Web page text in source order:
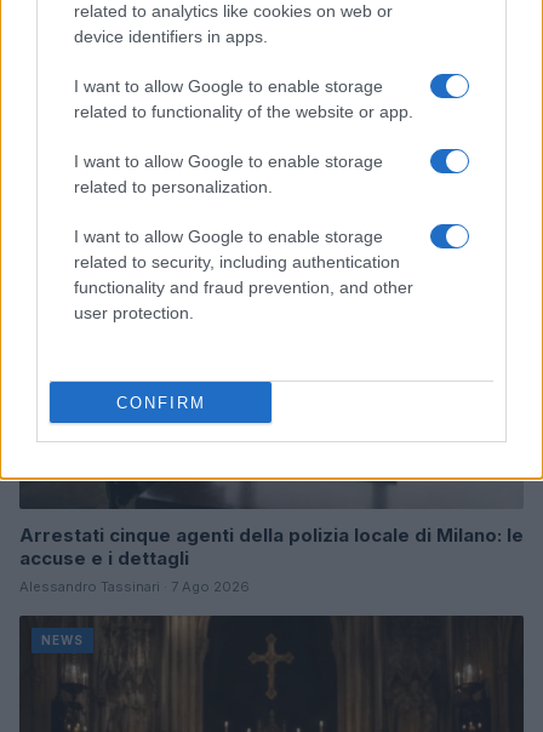
related to analytics like cookies on web or
device identifiers in apps.
I want to allow Google to enable storage
related to functionality of the website or app.
I want to allow Google to enable storage
related to personalization.
I want to allow Google to enable storage
related to security, including authentication
functionality and fraud prevention, and other
user protection.
CONFIRM
Come scegliere le scarpe da running donna: comfort
e performance
NEWS
Arrestati cinque agenti della polizia locale di Milano: le
accuse e i dettagli
Alessandro Tassinari · 7 Ago 2026
NEWS